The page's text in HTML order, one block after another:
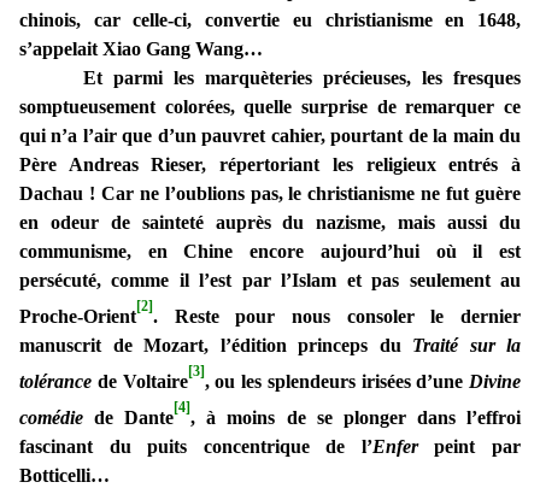
chinois, car celle-ci, convertie eu christianisme en 1648,
s’appelait Xiao Gang Wang…
Et parmi les marquèteries précieuses, les fresques
somptueusement colorées, quelle surprise de remarquer ce
qui n’a l’air que d’un pauvret cahier, pourtant de la main du
Père Andreas Rieser, répertoriant les religieux entrés à
Dachau ! Car ne l’oublions pas, le christianisme ne fut guère
en odeur de sainteté auprès du nazisme, mais aussi du
communisme, en Chine encore aujourd’hui où il est
persécuté, comme il l’est par l’Islam et pas seulement au
Proche-Orient[2]. Reste pour nous consoler le dernier
manuscrit de Mozart, l’édition princeps du Traité sur la
tolérance de Voltaire[3], ou les splendeurs irisées d’une Divine
comédiede Dante[4], à moins de se plonger dans l’effroi
fascinant du puits concentrique de l’Enferpeint par
Botticelli…